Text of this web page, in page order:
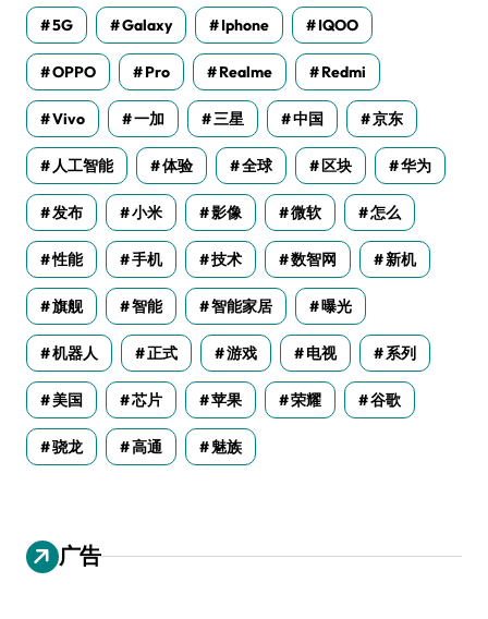
5G Galaxy Iphone IQOO
OPPO Pro Realme Redmi
Vivo 一加 三星 中国 京东
人工智能 体验 全球 区块 华为
发布 小米 影像 微软 怎么
性能 手机 技术 数智网 新机
旗舰 智能 智能家居 曝光
机器人 正式 游戏 电视 系列
美国 芯片 苹果 荣耀 谷歌
骁龙 高通 魅族
广告